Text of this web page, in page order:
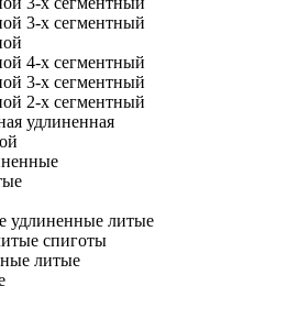
3-х сегментный
4-х сегментный
3-х сегментный
2-х сегментный
удлиненная
удлиненные литые
спиготы
литые